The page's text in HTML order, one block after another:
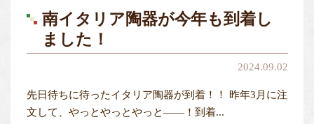
南イタリア陶器が今年も到着し
ました！
2024.09.02
先日待ちに待ったイタリア陶器が到着！！ 昨年3月に注
文して、やっとやっとやっと——！到着...